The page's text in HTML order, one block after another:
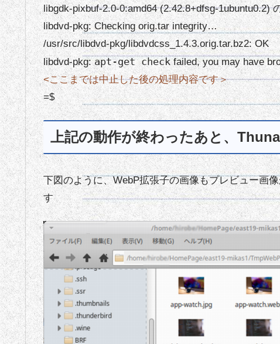
libgdk-pixbuf-2.0-0:amd64 (2.42.8+dfsg-
libdvd-pkg: Checking orig.tar integrity…
/usr/src/libdvd-pkg/libdvdcss_1.4.3.orig.tar.bz2: OK
libdvd-pkg:apt-get checkfailed, you may have
<ここまでは中止した後の処理内容です＞
=$
上記の動作が終わったあと、
下図のように、WebP拡張子の画像もプレビュー画
す